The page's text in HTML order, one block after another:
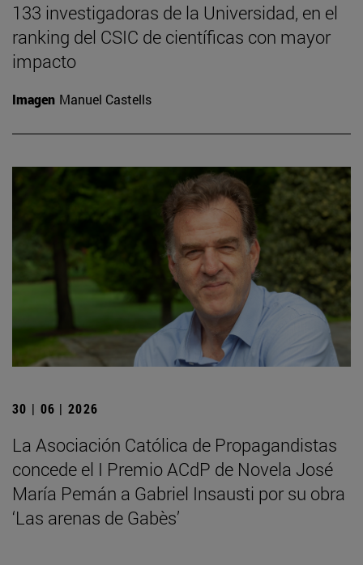
133 investigadoras de la Universidad, en el
ranking del CSIC de científicas con mayor
impacto
Imagen Manuel Castells
30 | 06 | 2026
La Asociación Católica de Propagandistas
concede el I Premio ACdP de Novela José
María Pemán a Gabriel Insausti por su obra
‘Las arenas de Gabès’